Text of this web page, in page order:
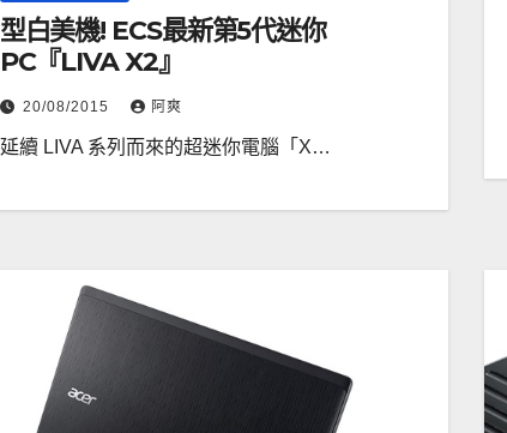
型白美機! ECS最新第5代迷你
PC『LIVA X2』
20/08/2015 阿爽
延續 LIVA 系列而來的超迷你電腦「X…